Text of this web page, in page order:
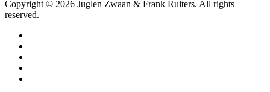
Copyright © 2026 Juglen Zwaan & Frank Ruiters. All rights
reserved.